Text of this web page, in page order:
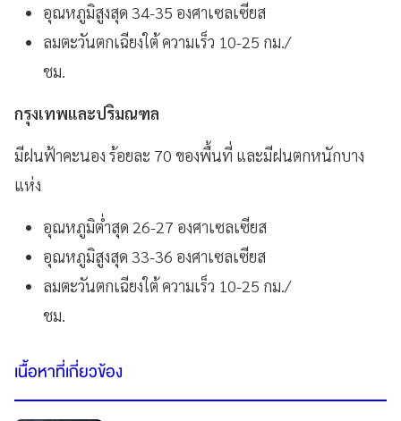
อุณหภูมิสูงสุด 34-35 องศาเซลเซียส
ลมตะวันตกเฉียงใต้ ความเร็ว 10-25 กม./
ชม.
กรุงเทพและปริมณฑล
มีฝนฟ้าคะนอง ร้อยละ 70 ของพื้นที่ และมีฝนตกหนักบาง
แห่ง
อุณหภูมิต่ำสุด 26-27 องศาเซลเซียส
อุณหภูมิสูงสุด 33-36 องศาเซลเซียส
ลมตะวันตกเฉียงใต้ ความเร็ว 10-25 กม./
ชม.
เนื้อหาที่เกี่ยวข้อง